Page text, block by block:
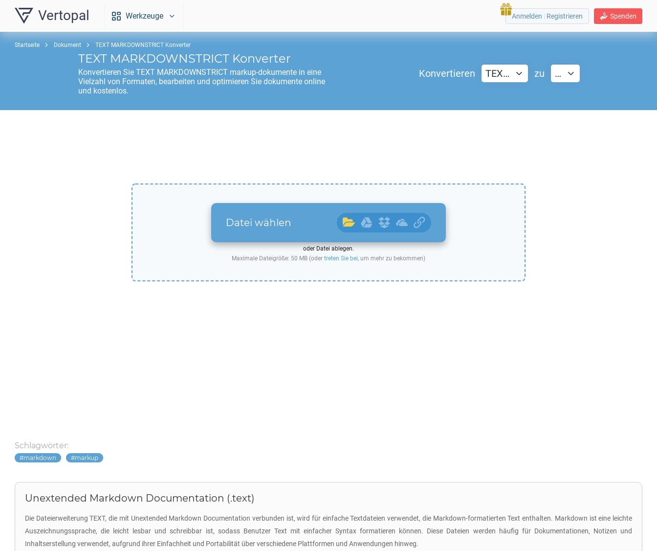
Vertopal Werkzeuge Spenden
Anmelden | Registrieren
Startseite Dokument TEXT MARKDOWNSTRICT Konverter
TEXT MARKDOWNSTRICT Konverter
Konvertieren Sie TEXT MARKDOWNSTRICT markup-dokumente in eine
Vielzahl von Formaten, bearbeiten und optimieren Sie dokumente online
und kostenlos.
Konvertieren TEX… zu …
Datei wählen
oder Datei ablegen.
Maximale Dateigröße: 50 MB (oder treten Sie bei, um mehr zu bekommen)
Schlagwörter:
markdown markup
Unextended Markdown Documentation (.text)
Die Dateierweiterung TEXT, die mit Unextended Markdown Documentation verbunden ist, wird für einfache Textdateien verwendet, die Markdown-formatierten Text enthalten. Markdown ist eine leichte
Auszeichnungssprache, die leicht lesbar und schreibbar ist, sodass Benutzer Text mit einfacher Syntax formatieren können. Diese Dateien werden häufig für Dokumentationen, Notizen und
Inhaltserstellung verwendet, aufgrund ihrer Einfachheit und Portabilität über verschiedene Plattformen und Anwendungen hinweg.